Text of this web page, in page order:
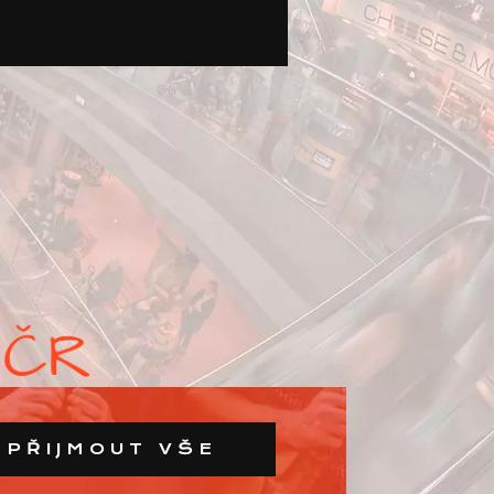
PŘIJMOUT VŠE